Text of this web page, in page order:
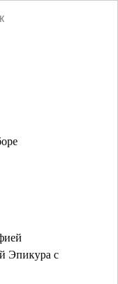
Эпикура с